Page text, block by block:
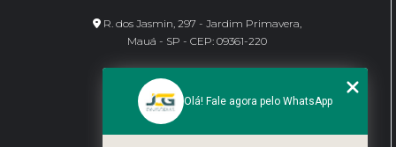
R. dos Jasmin, 297 - Jardim Primavera,
Mauá - SP - CEP: 09361-220
CONTATO
(11) 95462-8630
bene@jcgdivisorias.com
Olá! Fale agora pelo WhatsApp